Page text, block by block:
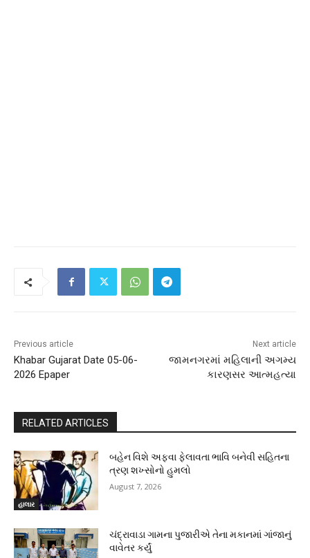
Previous article
Khabar Gujarat Date 05-06-
2026 Epaper
Next article
જામનગરમાં મહિલાની અગમ્ય
કારણસર આત્મહત્યા
RELATED ARTICLES
હાલાર
બહેન વિશે અફવા ફેલાવતા ભાવિ બનેવી સહિતના
ત્રણ શખ્સોનો હુમલો
August 7, 2026
ચંદ્રાવાડા ગામના પુજારીએ તેના મકાનમાં ગાંજાનું
વાવેતર કર્યું